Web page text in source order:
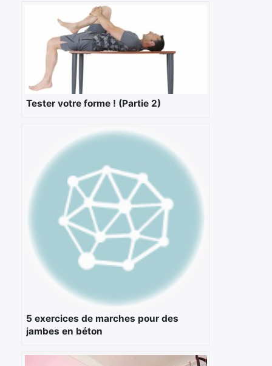
Tester votre forme ! (Partie 2)
5 exercices de marches pour des
jambes en béton